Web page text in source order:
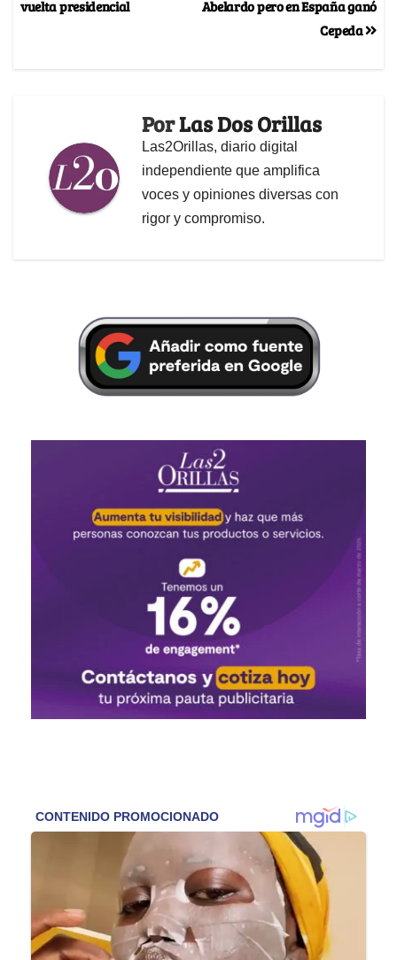
Abelardo pero en España ganó
Cepeda
vuelta presidencial
PorLas Dos Orillas
Las2Orillas, diario digital
independiente que amplifica
voces y opiniones diversas con
rigor y compromiso.